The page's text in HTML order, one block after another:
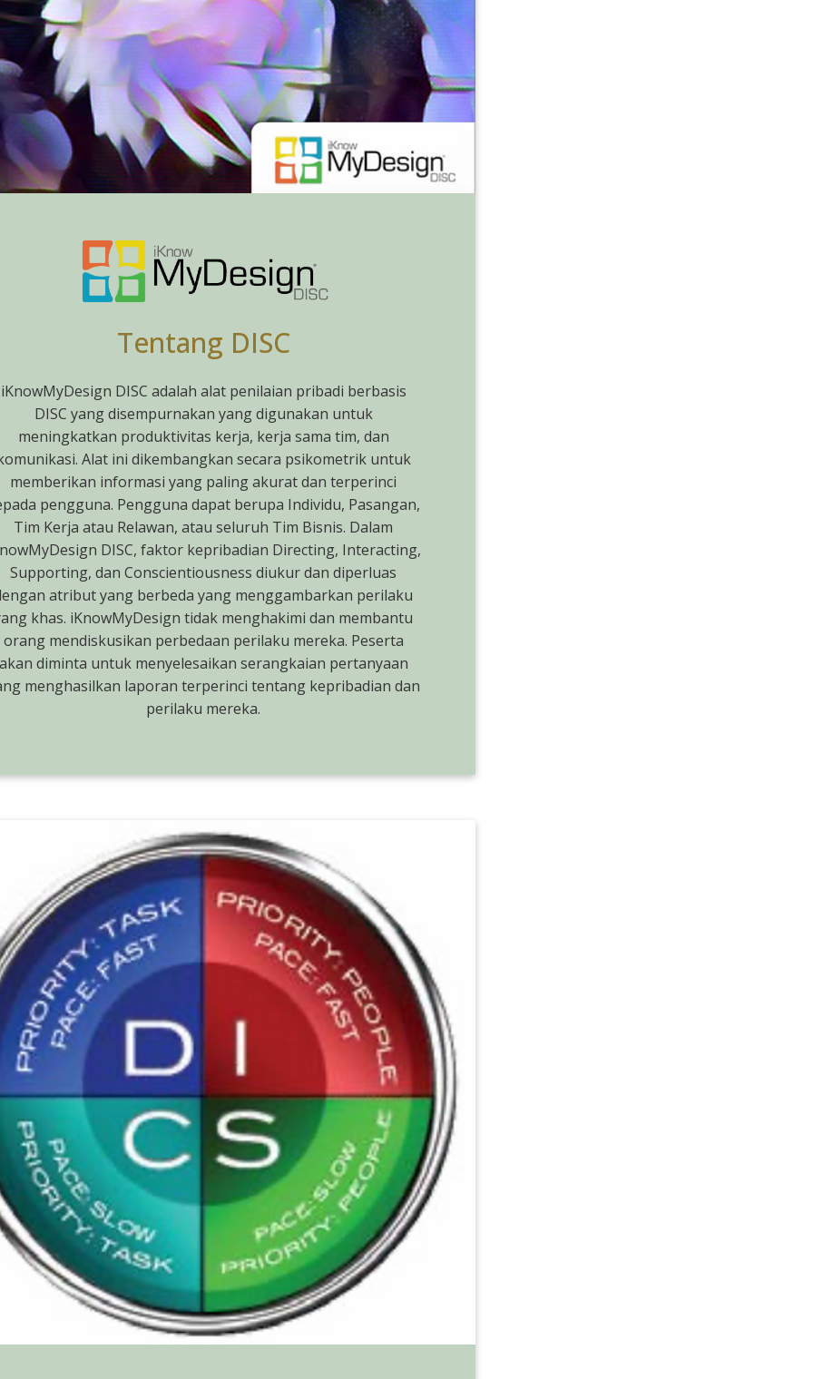
Tentang DISC
iKnowMyDesign DISC adalah alat penilaian pribadi berbasis
DISC yang disempurnakan yang digunakan untuk
meningkatkan produktivitas kerja, kerja sama tim, dan
Alat ini dikembangkan secara psikometrik untuk
memberikan informasi yang paling akurat dan terperinci
pengguna. Pengguna dapat berupa Individu, Pasangan,
Tim Kerja atau Relawan, atau seluruh Tim Bisnis. Dalam
DISC, faktor kepribadian Directing, Interacting,
Supporting, dan Conscientiousness diukur dan diperluas
atribut yang berbeda yang menggambarkan perilaku
khas. iKnowMyDesign tidak menghakimi dan membantu
orang mendiskusikan perbedaan perilaku mereka. Peserta
diminta untuk menyelesaikan serangkaian pertanyaan
menghasilkan laporan terperinci tentang kepribadian dan
perilaku mereka.